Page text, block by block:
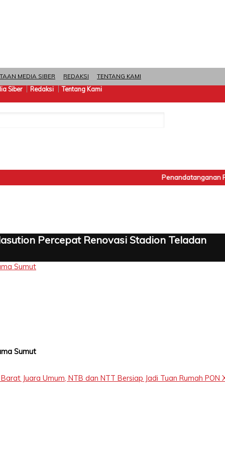
MEDIA SIBER REDAKSI TENTANG KAMI
Siber Redaksi Tentang Kami
Penandatanganan
Percepat Renovasi Stadion Teladan
Sumut
Sumut
Juara Umum, NTB dan NTT Bersiap Jadi Tuan Rumah PON